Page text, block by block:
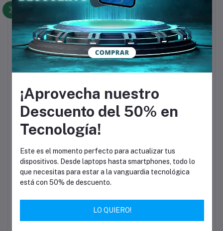
El metal se
vidrio, con diseño
El Galaxy A55 5G te ofrece un diseño
metal y su poderosa cámara triple de alta
está fabricado con Corning® Gorilla®
¡Aprovecha nuestro
Descuento del 50% en
Tecnología!
Este es el momento perfecto para actualizar tus
dispositivos. Desde laptops hasta smartphones, todo lo
que necesitas para estar a la vanguardia tecnológica
está con 50% de descuento.
LO QUIERO!